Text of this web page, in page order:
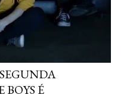
É